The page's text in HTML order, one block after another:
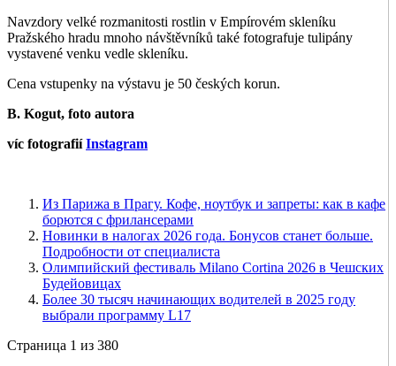
Navzdory velké rozmanitosti rostlin v Empírovém skleníku
Pražského hradu mnoho návštěvníků také fotografuje tulipány
vystavené venku vedle skleníku.
Cena vstupenky na výstavu je 50 českých korun.
B. Kogut, foto autora
víc fotografiíInstagram
Из Парижа в Прагу. Кофе, ноутбук и запреты: как в кафе
борются с фрилансерами
Новинки в налогах 2026 года. Бонусов станет больше.
Подробности от специалиста
Олимпийский фестиваль Milano Cortina 2026 в Чешских
Будейовицах
Более 30 тысяч начинающих водителей в 2025 году
выбрали программу L17
Страница 1 из 380